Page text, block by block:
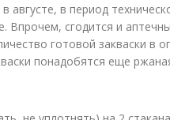
августе, в период
Впрочем, сгодится и
готовой закваски в
понадобятся еще